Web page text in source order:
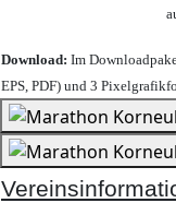
Download: Im
EPS, PDF) und 3